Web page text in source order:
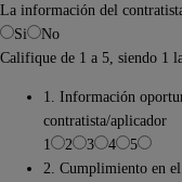
La información del
Si
No
Califique de 1 a 5, siendo 1
1. Información
contratista/aplicador
1
2 3 4
5
2. Cumplimiento en